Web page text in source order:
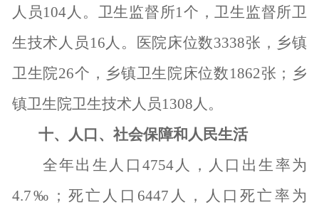
人员104人。卫生监督所1个，卫生监督所卫
生技术人员 16人。医院床位数3338张，乡镇
卫生院26个，乡镇卫生院床位数1862张；乡
镇卫生院卫生技术人员1308人。
十、人口、社会保障和人民生活
全年出生人口 4754人，人口出生率为
4.7‰；死亡人口 6447 人，人口死亡率为